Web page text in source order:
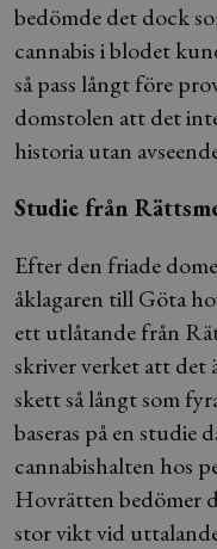
bedömde det dock
cannabis i blodet
så pass långt före
domstolen att det
historia utan
Studie från
Efter den friade
åklagaren till Göta
ett utlåtande från
skriver verket att det
skett så långt som
baseras på en studie
cannabishalten hos
Hovrätten bedömer
stor vikt vid